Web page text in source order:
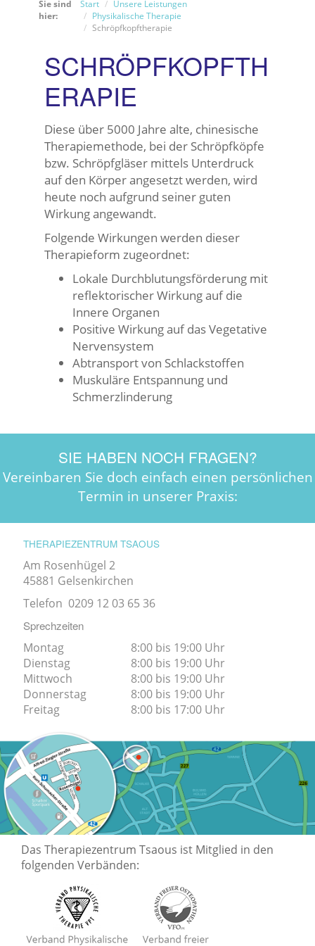
Sie sind
hier:
Start
Unsere Leistungen
Physikalische Therapie
Schröpfkopftherapie
SCHRÖPFKOPFTH
ERAPIE
Diese über 5000 Jahre alte, chinesische
Therapiemethode, bei der Schröpfköpfe
bzw. Schröpfgläser mittels Unterdruck
auf den Körper angesetzt werden, wird
heute noch aufgrund seiner guten
Wirkung angewandt.
Folgende Wirkungen werden dieser
Therapieform zugeordnet:
Lokale Durchblutungsförderung mit
reflektorischer Wirkung auf die
Innere Organen
Positive Wirkung auf das Vegetative
Nervensystem
Abtransport von Schlackstoffen
Muskuläre Entspannung und
Schmerzlinderung
SIE HABEN NOCH FRAGEN?
Vereinbaren Sie doch einfach einen persönlichen
Termin in unserer Praxis:
THERAPIEZENTRUM TSAOUS
Am Rosenhügel 2
45881 Gelsenkirchen
Telefon 0209 12 03 65 36
Sprechzeiten
Montag
8:00 bis 19:00 Uhr
Dienstag
8:00 bis 19:00 Uhr
Mittwoch
8:00 bis 19:00 Uhr
Donnerstag
8:00 bis 19:00 Uhr
Freitag
8:00 bis 17:00 Uhr
Das Therapiezentrum Tsaous ist Mitglied in den
folgenden Verbänden: